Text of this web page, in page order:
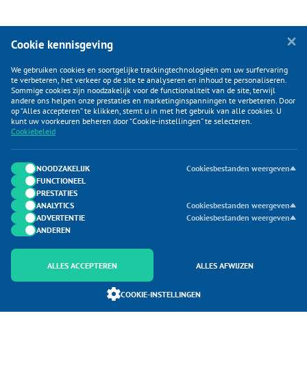
KLANTENSERVICE
CATEGORIEËN
DUIJVELAAR E-COMMERCE
CONTACTEN
Onderdeel van Duijvelaar E-commerce
SoloMono.net
Cookie kennisgeving
We gebruiken cookies en soortgelijke trackingtechnologieën om uw surfervaring
te verbeteren, het verkeer op de site te analyseren en inhoud te personaliseren.
Sommige cookies zijn noodzakelijk voor de functionaliteit van de site, terwijl
andere ons helpen onze prestaties en marketinginspanningen te verbeteren. Door
op “Alles accepteren” te klikken, stemt u in met het gebruik van alle cookies. U
kunt uw voorkeuren beheren door “Cookie-instellingen” te selecteren.
Cookiebeleid
NOODZAKELIJK
Cookiesbestanden weergeven
FUNCTIONEEL
PRESTATIES
ANALYTICS
Cookiesbestanden weergeven
ADVERTENTIE
Cookiesbestanden weergeven
ANDEREN
ALLES ACCEPTEREN ALLES AFWIJZEN
COOKIE-INSTELLINGEN